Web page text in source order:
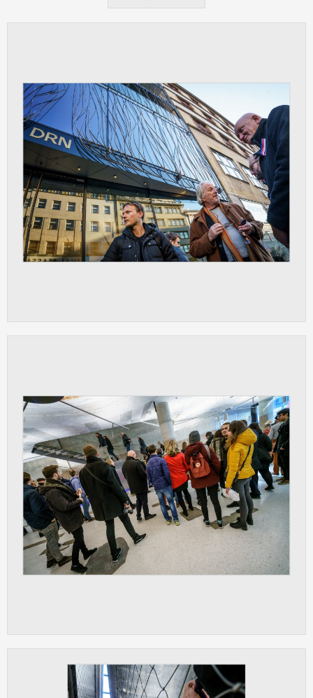
vylepšovat naše aplikace. Zpravidla jde o
cookies systémů třetích stran, které k
těmto účelům využíváme.
MARKETINGOVÉ
Využívané za účelem zobrazení
správných nabídek a cílení obsahu podle
Vašich preferencí. Zpravidla jde o
cookies systémů třetích stran, které nám
s analýzou uživatelského chování
pomáhají.
Cookies, které aplikace nedokáže zařadit.
Naším cílem je, aby tato kategorie